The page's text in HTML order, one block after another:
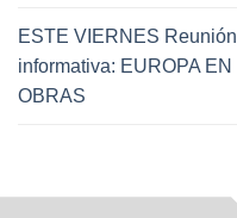
ESTE VIERNES Reunión
informativa: EUROPA EN
OBRAS